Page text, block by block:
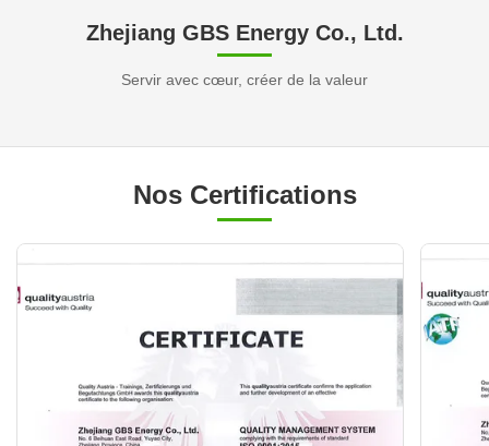
Zhejiang GBS Energy Co., Ltd.
Servir avec cœur, créer de la valeur
Nos Certifications